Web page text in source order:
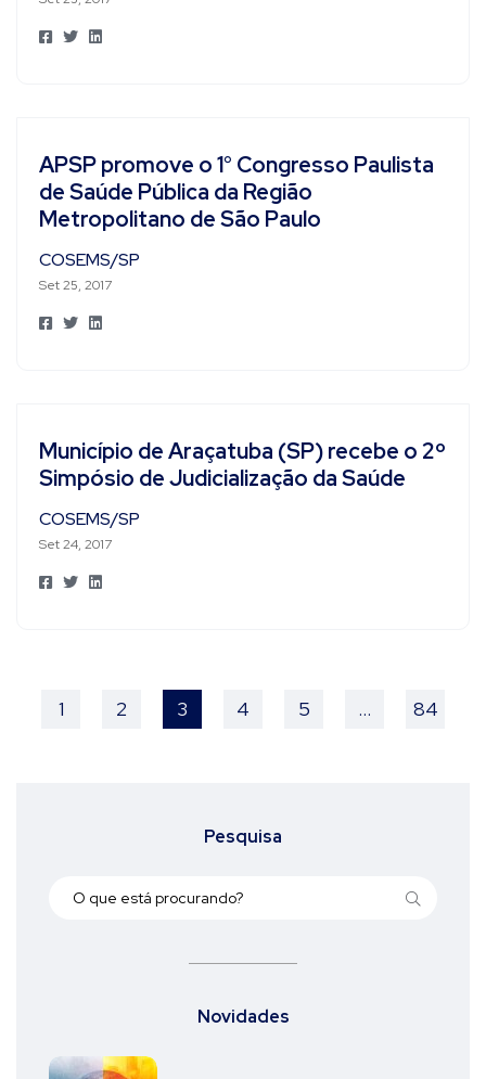
APSP promove o 1° Congresso Paulista
de Saúde Pública da Região
Metropolitano de São Paulo
COSEMS/SP
Set 25, 2017
Município de Araçatuba (SP) recebe o 2º
Simpósio de Judicialização da Saúde
COSEMS/SP
Set 24, 2017
1 2 3 4 5 … 84
Pesquisa
Novidades